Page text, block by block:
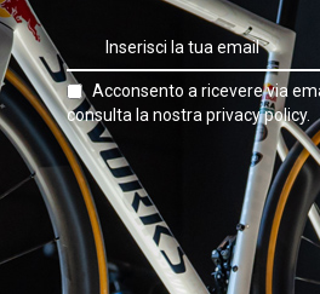
Acconsento a ricevere via
consulta la nostra privacy policy.